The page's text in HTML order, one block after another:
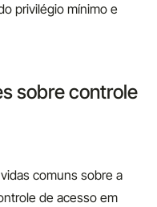
privilégio mínimo e
sobre controle
comuns sobre a
de acesso em